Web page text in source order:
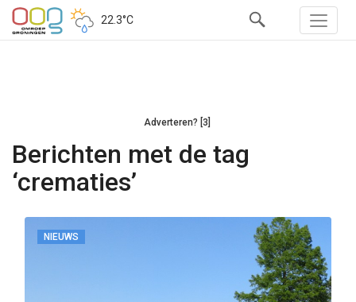
22.3°C
Adverteren? [3]
Berichten met de tag
‘crematies’
NIEUWS